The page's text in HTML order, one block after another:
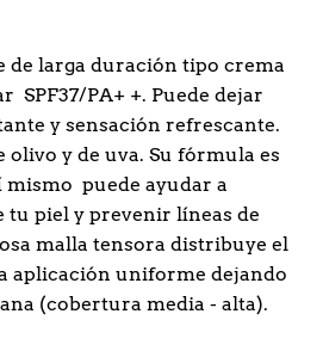
de larga duración tipo crema
SPF37/PA+ +. Puede dejar
y sensación refrescante.
olivo y de uva. Su fórmula es
mismo puede ayudar a
piel y prevenir líneas de
malla tensora distribuye el
aplicación uniforme dejando
(cobertura media - alta).